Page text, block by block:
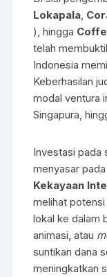
Lokapala
), hingga
telah
Indonesia
Keberhasilan
modal ventura
Singapura,
Investasi pada
menyasar
Kekayaan
melihat
lokal ke dalam
animasi, atau
suntikan dana
meningkatkan